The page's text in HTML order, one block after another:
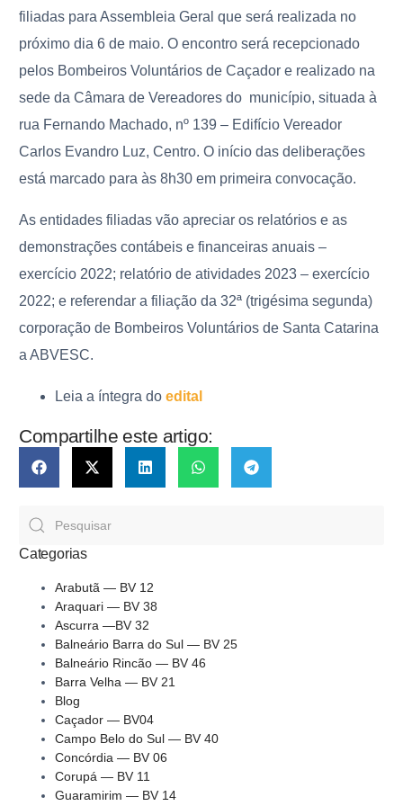
filiadas para Assembleia Geral que será realizada no
próximo dia 6 de maio. O encontro será recepcionado
pelos Bombeiros Voluntários de Caçador e realizado na
sede da Câmara de Vereadores do município, situada à
rua Fernando Machado, nº 139 – Edifício Vereador
Carlos Evandro Luz, Centro. O início das deliberações
está marcado para às 8h30 em primeira convocação.
As entidades filiadas vão apreciar os relatórios e as
demonstrações contábeis e financeiras anuais –
exercício 2022; relatório de atividades 2023 – exercício
2022; e referendar a filiação da 32ª (trigésima segunda)
corporação de Bombeiros Voluntários de Santa Catarina
a ABVESC.
Leia a íntegra doedital
Compartilhe este artigo:
Categorias
Arabutã — BV 12
Araquari — BV 38
Ascurra —BV 32
Balneário Barra do Sul — BV 25
Balneário Rincão — BV 46
Barra Velha — BV 21
Blog
Caçador — BV04
Campo Belo do Sul — BV 40
Concórdia — BV 06
Corupá — BV 11
Guaramirim — BV 14